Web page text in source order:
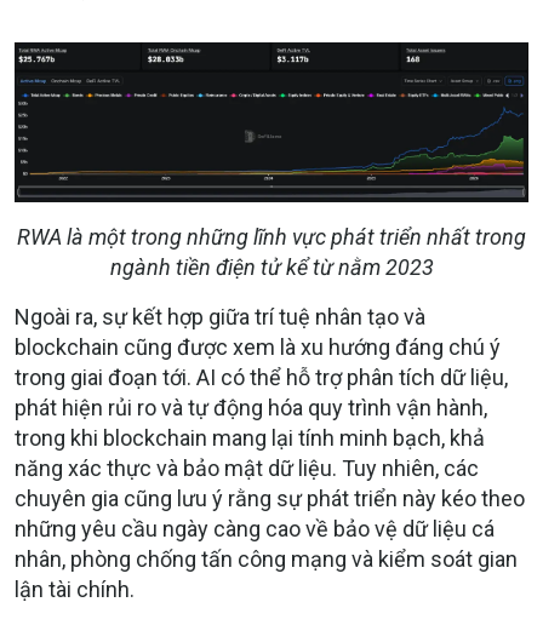
RWA là một trong những lĩnh vực phát triển nhất trong
ngành tiền điện tử kể từ nằm 2023
Ngoài ra, sự kết hợp giữa trí tuệ nhân tạo và
blockchain cũng được xem là xu hướng đáng chú ý
trong giai đoạn tới. AI có thể hỗ trợ phân tích dữ liệu,
phát hiện rủi ro và tự động hóa quy trình vận hành,
trong khi blockchain mang lại tính minh bạch, khả
năng xác thực và bảo mật dữ liệu. Tuy nhiên, các
chuyên gia cũng lưu ý rằng sự phát triển này kéo theo
những yêu cầu ngày càng cao về bảo vệ dữ liệu cá
nhân, phòng chống tấn công mạng và kiểm soát gian
lận tài chính.